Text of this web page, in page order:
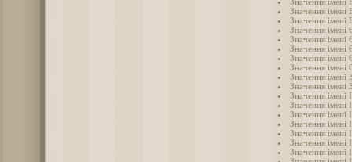
Значення імені
Значення імені
Значення імені
Значення імені
Значення імені
Значення імені
Значення імені
Значення імені
Значення імені
Значення імені
Значення імені
Значення імені
Значення імені
Значення імені
Значення імені
Значення імені
Значення імені